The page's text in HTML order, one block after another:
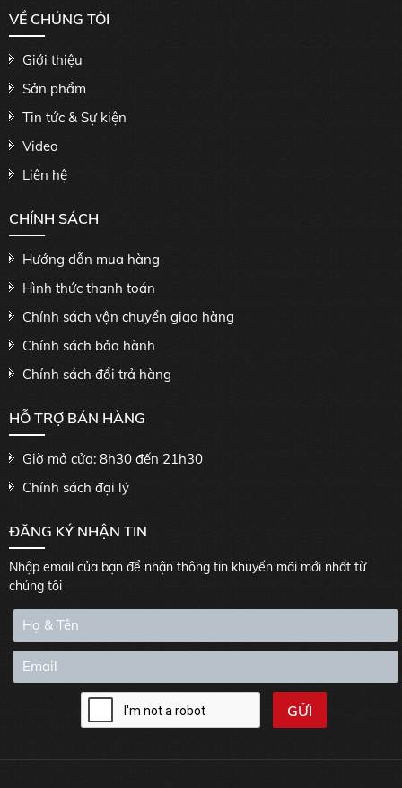
VỀ CHÚNG TÔI
Giới thiệu
Sản phẩm
Tin tức & Sự kiện
Video
Liên hệ
CHÍNH SÁCH
Hướng dẫn mua hàng
Hình thức thanh toán
Chính sách vận chuyển giao hàng
Chính sách bảo hành
Chính sách đổi trả hàng
HỖ TRỢ BÁN HÀNG
Giờ mở cửa: 8h30 đến 21h30
Chính sách đại lý
ĐĂNG KÝ NHẬN TIN
Nhập email của bạn để nhận thông tin khuyến mãi mới nhất từ
chúng tôi